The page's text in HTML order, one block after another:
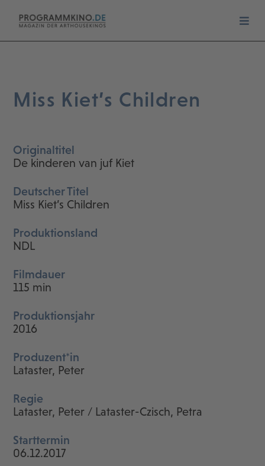
Miss Kiet’s Children
Originaltitel
De kinderen van juf Kiet
Deutscher Titel
Miss Kiet’s Children
Produktionsland
NDL
Filmdauer
115 min
Produktionsjahr
2016
Produzent*in
Lataster, Peter
Regie
Lataster, Peter / Lataster-Czisch, Petra
Starttermin
06.12.2017